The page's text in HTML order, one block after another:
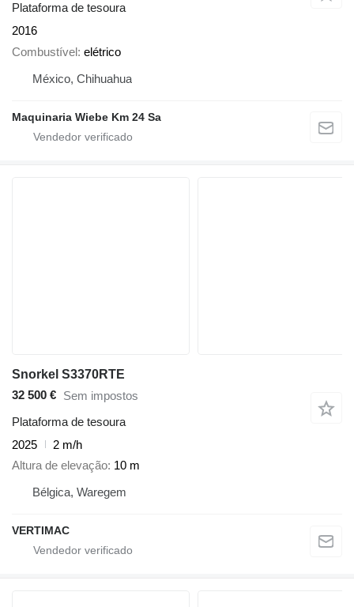
Plataforma de tesoura
2016
Combustível elétrico
México, Chihuahua
Maquinaria Wiebe Km 24 Sa
Snorkel S3370RTE
32 500 € Sem impostos
Plataforma de tesoura
2025
2 m/h
Altura de elevação 10 m
Bélgica, Waregem
VERTIMAC